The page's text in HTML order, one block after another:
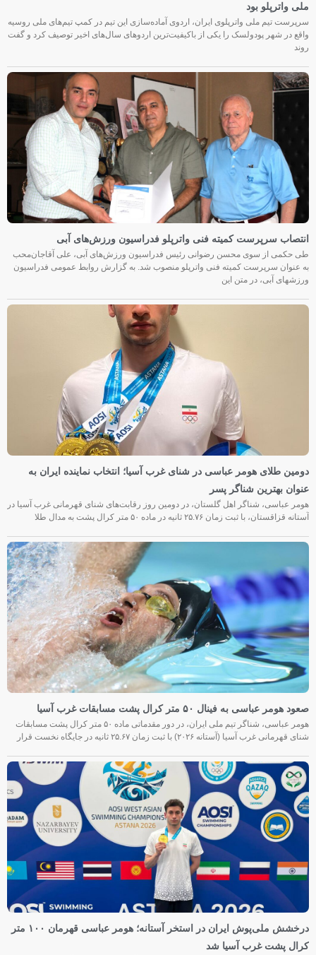
ملی واترپلو بود
سرپرست تیم ملی واترپلوی ایران، اردوی آماده‌سازی این تیم در کمپ تیم‌های ملی روسیه
واقع در شهر پودولسک را یکی از باکیفیت‌ترین اردوهای سال‌های اخیر توصیف کرد و گفت
روند
انتصاب سرپرست کمیته فنی واترپلو فدراسیون ورزش‌های آبی
طی حکمی از سوی محسن رضوانی رئیس فدراسیون ورزش‌های آبی، علی آقاجان‌محب
به عنوان سرپرست کمیته فنی واترپلو منصوب شد. به گزارش روابط عمومی فدراسیون
ورزشهای آبی، در متن این
دومین طلای هومر عباسی در شنای غرب آسیا؛ انتخاب نماینده ایران به
عنوان بهترین شناگر پسر
هومر عباسی، شناگر اهل گلستان، در دومین روز رقابت‌های شنای قهرمانی غرب آسیا در
آستانه قزاقستان، با ثبت زمان ۲۵.۷۶ ثانیه در ماده ۵۰ متر کرال پشت به مدال طلا
صعود هومر عباسی به فینال ۵۰ متر کرال پشت مسابقات غرب آسیا
هومر عباسی، شناگر تیم ملی ایران، در دور مقدماتی ماده ۵۰ متر کرال پشت مسابقات
شنای قهرمانی غرب آسیا (آستانه ۲۰۲۶) با ثبت زمان ۲۵.۶۷ ثانیه در جایگاه نخست قرار
درخشش ملی‌پوش ایران در استخر آستانه؛ هومر عباسی قهرمان ۱۰۰ متر
کرال پشت غرب آسیا شد